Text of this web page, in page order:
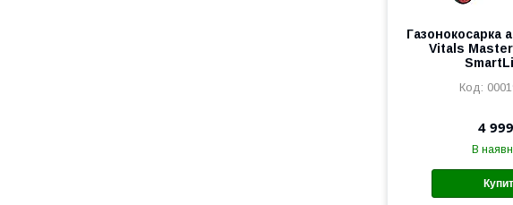
Газонокосарка
Vitals Master
4
В